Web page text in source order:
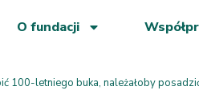
O fundacji
100-letniego buka, należałoby